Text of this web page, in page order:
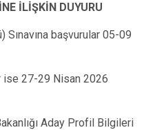
İLİŞKİN DUYURU
başvurular 05-09
ise 27-29 Nisan 2026
Aday Profil Bilgileri